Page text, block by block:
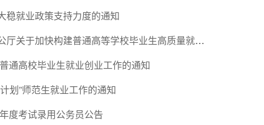
稳就业政策支持力度的通知
快构建普通高等学校毕业生高质量就业服务体系的意见
通高校毕业生就业创业工作的通知
划”师范生就业工作的通知
度考试录用公务员公告